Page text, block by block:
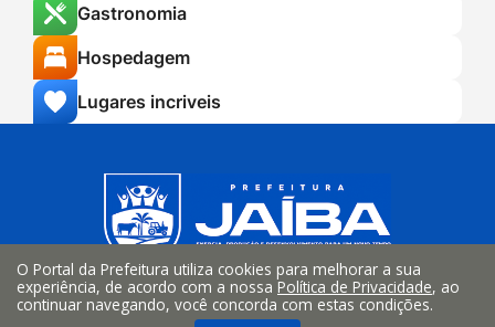
Gastronomia
Hospedagem
Lugares incriveis
O Portal da Prefeitura utiliza cookies para melhorar a sua
experiência, de acordo com a nossaPolítica de Privacidade, ao
continuar navegando, você concorda com estas condições.